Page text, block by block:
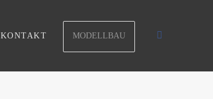
KONTAKT MODELLBAU